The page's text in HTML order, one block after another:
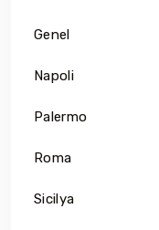
Genel
Napoli
Palermo
Roma
Sicilya